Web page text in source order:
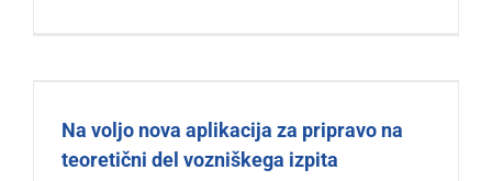
Na voljo nova aplikacija za pripravo na
teoretični del vozniškega izpita